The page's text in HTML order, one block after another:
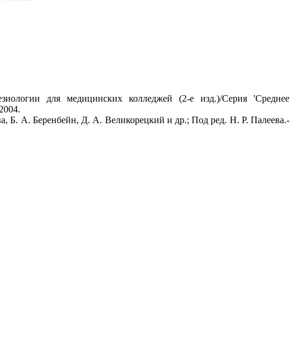
для медицинских колледжей (2-е изд.)/Серия 'Среднее
Б. А. Беренбейн, Д. А. Великорецкий и др.; Под ред. Н. Р. Палеева.-